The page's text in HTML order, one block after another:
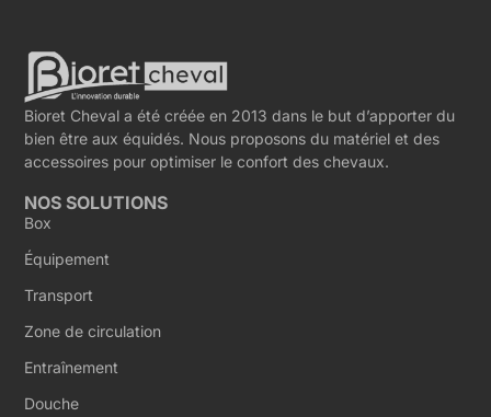
Bioret Cheval a été créée en 2013 dans le but d’apporter du
bien être aux équidés. Nous proposons du matériel et des
accessoires pour optimiser le confort des chevaux.
NOS SOLUTIONS
Box
Équipement
Transport
Zone de circulation
Entraînement
Douche